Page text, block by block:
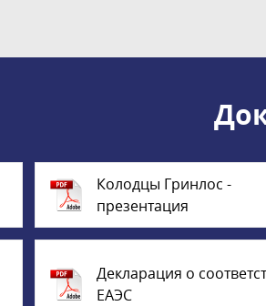
Колодцы Гринлос -
презентация
Декларация о
ЕАЭС